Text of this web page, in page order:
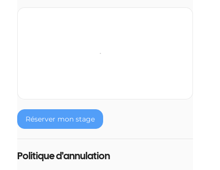
Réserver mon stage
Politique d'annulation